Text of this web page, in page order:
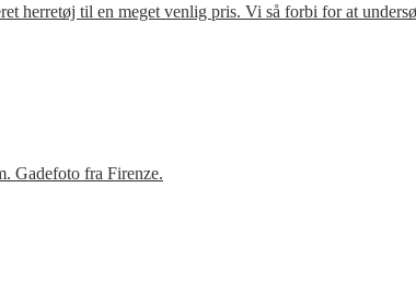
til en meget venlig pris. Vi så forbi for at
Gadefoto fra Firenze.